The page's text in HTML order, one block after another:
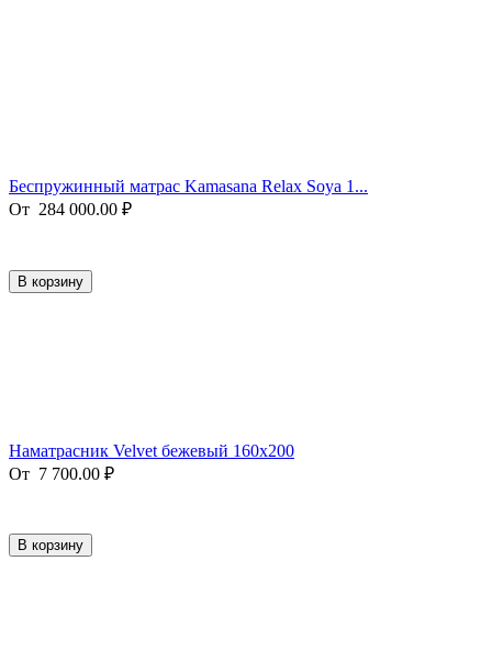
Беспружинный матрас Kamasana Relax Soya 1...
От 284 000.00 ₽
В корзину
Наматрасник Velvet бежевый 160х200
От 7 700.00 ₽
В корзину